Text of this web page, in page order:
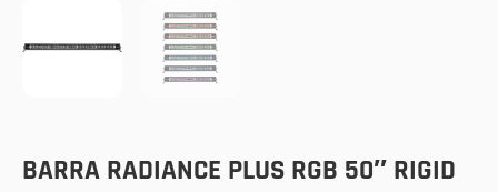
BARRA RADIANCE PLUS RGB 50″ RIGID